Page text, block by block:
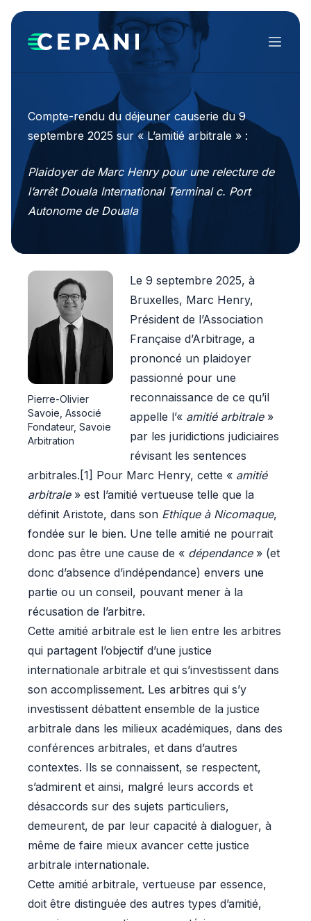
Compte-rendu du déjeuner causerie du 9
septembre 2025 sur « L’amitié arbitrale » :
Plaidoyer de Marc Henry pour une relecture de
l’arrêt Douala International Terminal c. Port
Autonome de Douala
Pierre-Olivier
Savoie, Associé
Fondateur, Savoie
Arbitration
Le 9 septembre 2025, à
Bruxelles, Marc Henry,
Président de l’Association
Française d’Arbitrage, a
prononcé un plaidoyer
passionné pour une
reconnaissance de ce qu’il
appelle l’« amitié arbitrale»
par les juridictions judiciaires
révisant les sentences
arbitrales. [1] Pour Marc Henry, cette « amitié
arbitrale» est l’amitié vertueuse telle que la
définit Aristote, dans son Ethique à Nicomaque,
fondée sur le bien. Une telle amitié ne pourrait
donc pas être une cause de « dépendance» (et
donc d’absence d’indépendance) envers une
partie ou un conseil, pouvant mener à la
récusation de l’arbitre.
Cette amitié arbitrale est le lien entre les arbitres
qui partagent l’objectif d’une justice
internationale arbitrale et qui s’investissent dans
son accomplissement. Les arbitres qui s’y
investissent débattent ensemble de la justice
arbitrale dans les milieux académiques, dans des
conférences arbitrales, et dans d’autres
contextes. Ils se connaissent, se respectent,
s’admirent et ainsi, malgré leurs accords et
désaccords sur des sujets particuliers,
demeurent, de par leur capacité à dialoguer, à
même de faire mieux avancer cette justice
arbitrale internationale.
Cette amitié arbitrale, vertueuse par essence,
doit être distinguée des autres types d’amitié,